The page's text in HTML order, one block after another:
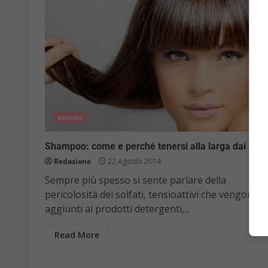
Bellezza
Shampoo: come e perché tenersi alla larga dai
Redazione 22 Agosto 2014
Sempre più spesso si sente parlare della
pericolosità dei solfati, tensioattivi che vengono
aggiunti ai prodotti detergenti,...
Read More